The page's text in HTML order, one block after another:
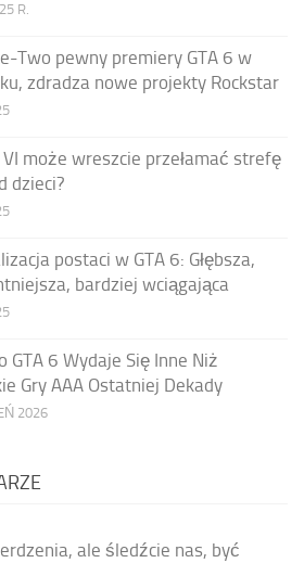
R.
Two pewny premiery GTA 6 w
zdradza nowe projekty Rockstar
VI może wreszcie przełamać strefę
dzieci?
postaci w GTA 6: Głębsza,
bardziej wciągająca
GTA 6 Wydaje Się Inne Niż
Gry AAA Ostatniej Dekady
2026
ale śledźcie nas, być